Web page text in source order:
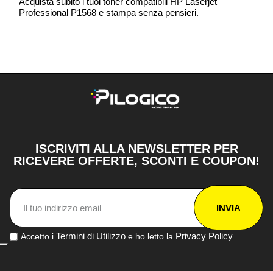
Professional P1568 e stampa senza pensieri.
ISCRIVITI ALLA NEWSLETTER PER
RICEVERE OFFERTE, SCONTI E COUPON!
INVIA
Accetto i Termini di Utilizzo e ho letto la Privacy Policy